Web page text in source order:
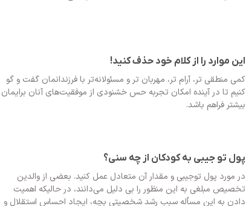
این موارد را از کلام خود حذف کنید!
کمی منطقی تر، آرام تر، مهربان تر و مسئولانه‌تر با فرزندانمان گفت و گو
کنیم تا در آینده امکان تجربه حس خشنودی از موفقیت‌های آنان برایمان
بیشتر فراهم باشد.
پول تو جیبی به کودکان از چه سنی؟
در مورد پول توجیبی و مقدار آن متعادل عمل کنید. بعضی از والدین
تخصیص مبلغی به این منظور را بی دلیل می‌دانند، در حالیکه اهمیت
دادن به این مسأله سبب رشد شخصیتی بچه، ایجاد احساس استقلال و